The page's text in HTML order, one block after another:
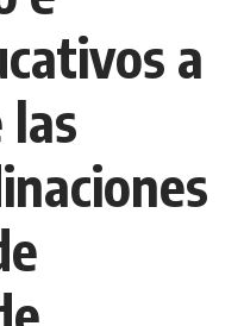
a
las